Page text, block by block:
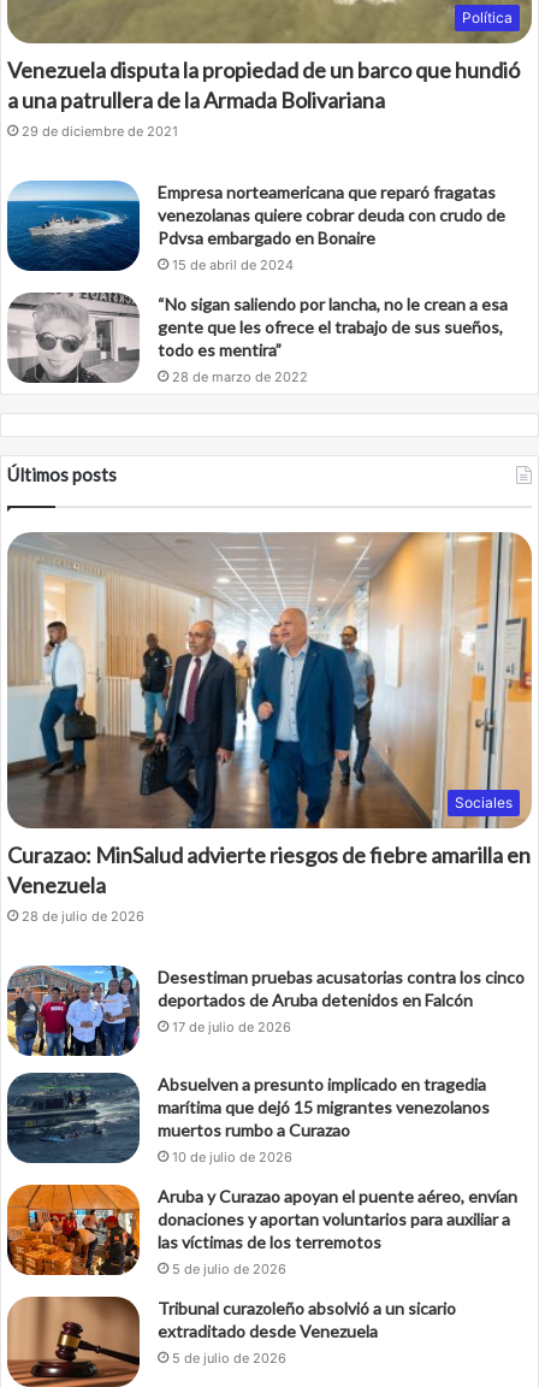
Política
Venezuela disputa la propiedad de un barco que hundió
a una patrullera de la Armada Bolivariana
29 de diciembre de 2021
Empresa norteamericana que reparó fragatas
venezolanas quiere cobrar deuda con crudo de
Pdvsa embargado en Bonaire
15 de abril de 2024
“No sigan saliendo por lancha, no le crean a esa
gente que les ofrece el trabajo de sus sueños,
todo es mentira”
28 de marzo de 2022
Últimos posts
Sociales
Curazao: MinSalud advierte riesgos de fiebre amarilla en
Venezuela
28 de julio de 2026
Desestiman pruebas acusatorias contra los cinco
deportados de Aruba detenidos en Falcón
17 de julio de 2026
Absuelven a presunto implicado en tragedia
marítima que dejó 15 migrantes venezolanos
muertos rumbo a Curazao
10 de julio de 2026
Aruba y Curazao apoyan el puente aéreo, envían
donaciones y aportan voluntarios para auxiliar a
las víctimas de los terremotos
5 de julio de 2026
Tribunal curazoleño absolvió a un sicario
extraditado desde Venezuela
5 de julio de 2026